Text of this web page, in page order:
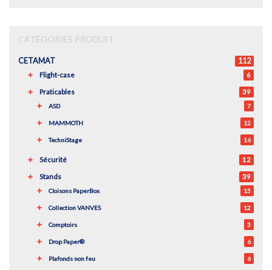
CATÉGORIES PRODUIT
CETAMAT 112
Flight-case 6
Praticables 39
ASD 7
MAMMOTH 12
TechniStage 16
Sécurité 12
Stands 39
Cloisons PaperBox 15
Collection VANVES 12
Comptoirs 3
Drop Paper® 6
Plafonds non feu 6